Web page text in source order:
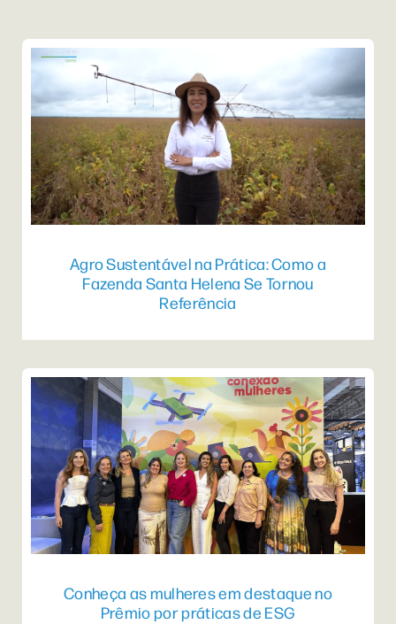
Agro Sustentável na Prática: Como a
Fazenda Santa Helena Se Tornou
Referência
Conheça as mulheres em destaque no
Prêmio por práticas de ESG